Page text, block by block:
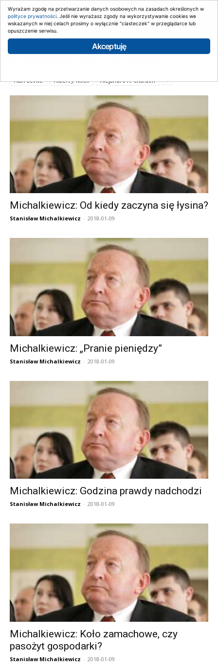
Strona główna Biblioteka Wolnorynkowa
Stanisław Michalkiewicz
Alan Levite Albert J. Nock Alejandro A. Chafuen
Michalkiewicz: Od kiedy zaczyna się łysina?
Stanisław Michalkiewicz - 2018-01-09
Michalkiewicz: „Pranie pieniędzy”
Stanisław Michalkiewicz - 2018-01-09
Michalkiewicz: Godzina prawdy nadchodzi
Stanisław Michalkiewicz - 2018-01-09
Michalkiewicz: Koło zamachowe, czy
pasożyt gospodarki?
Stanisław Michalkiewicz - 2018-01-09
Wyrażam zgodę na przetwarzanie danych osobowych na zasadach określonych w
polityce prywatności. Jeśli nie wyrażasz zgody na wykorzystywanie cookies we
wskazanych w niej celach prosimy o wyłącznie "ciasteczek" w przeglądarce lub
opuszczenie serwisu.
Akceptuję